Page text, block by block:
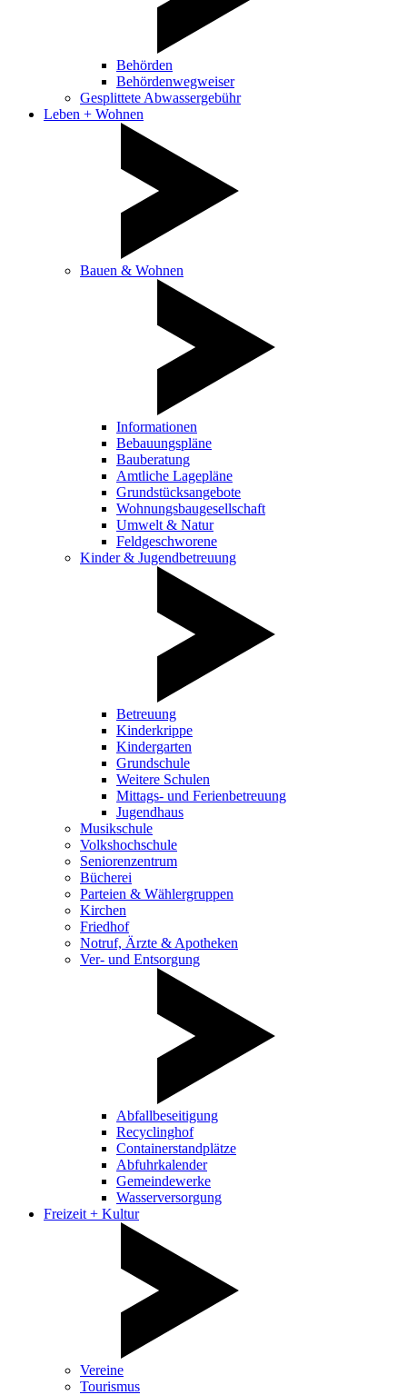
Behörden
Behördenwegweiser
Gesplittete Abwassergebühr
Leben + Wohnen
Bauen & Wohnen
Informationen
Bebauungspläne
Bauberatung
Amtliche Lagepläne
Grundstücksangebote
Wohnungsbaugesellschaft
Umwelt & Natur
Feldgeschworene
Kinder & Jugendbetreuung
Betreuung
Kinderkrippe
Kindergarten
Grundschule
Weitere Schulen
Mittags- und Ferienbetreuung
Jugendhaus
Musikschule
Volkshochschule
Seniorenzentrum
Bücherei
Parteien & Wählergruppen
Kirchen
Friedhof
Notruf, Ärzte & Apotheken
Ver- und Entsorgung
Abfallbeseitigung
Recyclinghof
Containerstandplätze
Abfuhrkalender
Gemeindewerke
Wasserversorgung
Freizeit + Kultur
Vereine
Tourismus